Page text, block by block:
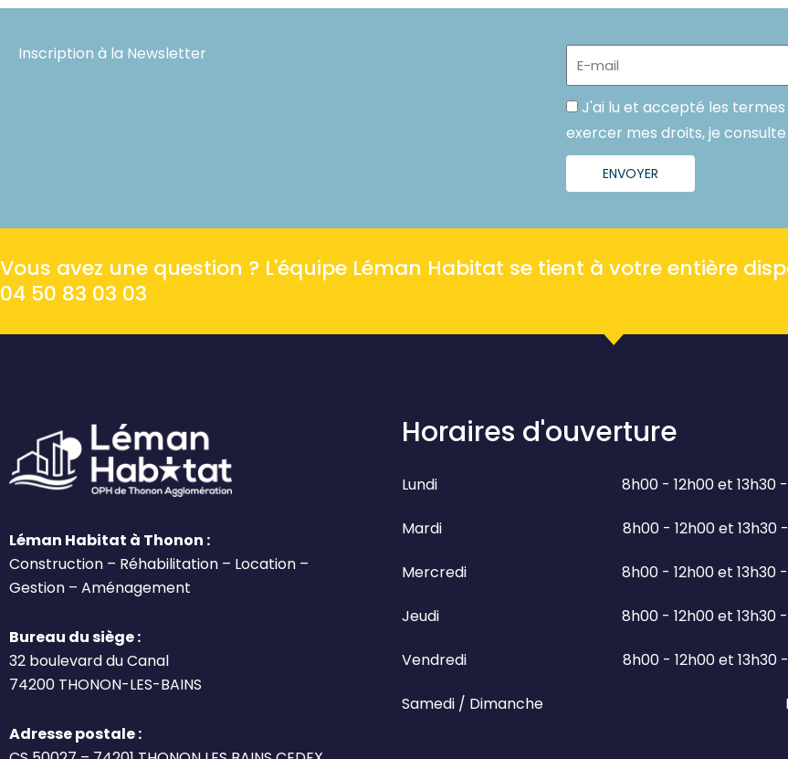
Inscription à la Newsletter
E-
mail
Politique
J'ai lu et accepté les
exercer mes droits, je consulte
ENVOYER
Vous avez une question ? L'équipe Léman Habitat se tient à votre entière
04 50 83 03 03
Léman Habitat à Thonon :
Construction – Réhabilitation – Location –
Gestion – Aménagement
Bureau du siège :
32 boulevard du Canal
74200 THONON-LES-BAINS
Adresse postale :
Horaires d'ouverture
Lundi 8h00 - 12h00 et 13h30
Mardi 8h00 - 12h00 et 13h30
Mercredi 8h00 - 12h00 et 13h30
Jeudi 8h00 - 12h00 et 13h30
Vendredi 8h00 - 12h00 et 13h30
Samedi / Dimanche